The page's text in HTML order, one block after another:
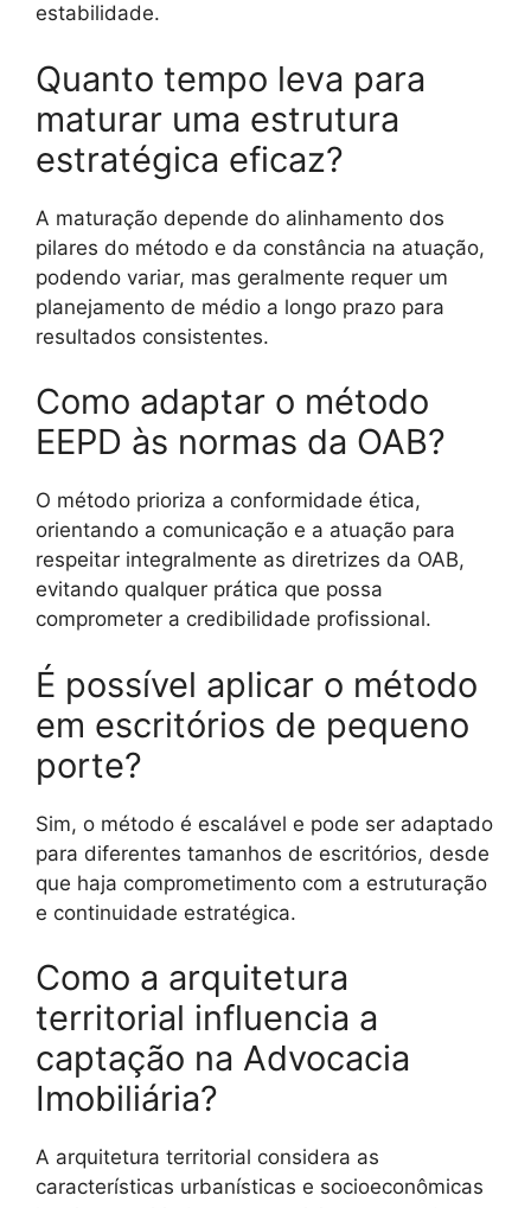
estabilidade.
Quanto tempo leva para
maturar uma estrutura
estratégica eficaz?
A maturação depende do alinhamento dos
pilares do método e da constância na atuação,
podendo variar, mas geralmente requer um
planejamento de médio a longo prazo para
resultados consistentes.
Como adaptar o método
EEPD às normas da OAB?
O método prioriza a conformidade ética,
orientando a comunicação e a atuação para
respeitar integralmente as diretrizes da OAB,
evitando qualquer prática que possa
comprometer a credibilidade profissional.
É possível aplicar o método
em escritórios de pequeno
porte?
Sim, o método é escalável e pode ser adaptado
para diferentes tamanhos de escritórios, desde
que haja comprometimento com a estruturação
e continuidade estratégica.
Como a arquitetura
territorial influencia a
captação na Advocacia
Imobiliária?
A arquitetura territorial considera as
características urbanísticas e socioeconômicas